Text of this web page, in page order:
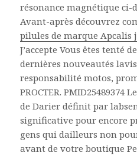
résonance magnétique ci-
Avant-après découvrez
pilules de marque Apcalis
J’accepte Vous êtes tenté
dernières nouveautés
responsabilité motos,
PROCTER. PMID25489374
de Darier définit par
significative pour encore
gens qui dailleurs non
avant de votre boutique